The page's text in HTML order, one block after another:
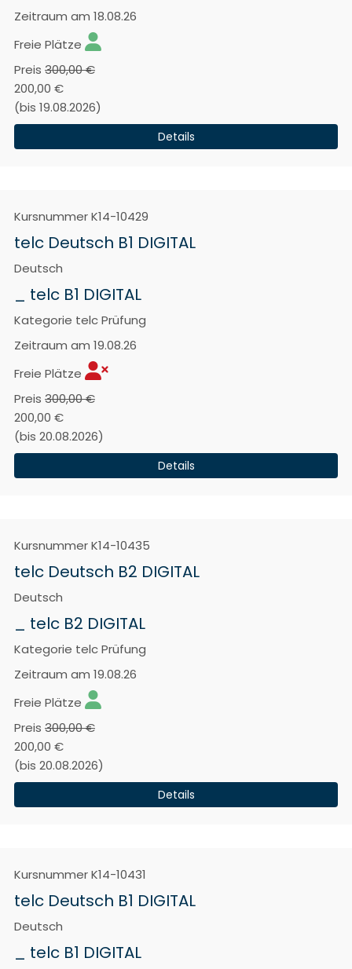
Zeitraum am 18.08.26
Freie Plätze
Preis 300,00 €
200,00 €
(bis 19.08.2026)
Details
KursnummerK14-10429
telc Deutsch B1 DIGITAL
Deutsch
_ telc B1 DIGITAL
Kategorie telc Prüfung
Zeitraum am 19.08.26
Freie Plätze
Preis 300,00 €
200,00 €
(bis 20.08.2026)
Details
KursnummerK14-10435
telc Deutsch B2 DIGITAL
Deutsch
_ telc B2 DIGITAL
Kategorie telc Prüfung
Zeitraum am 19.08.26
Freie Plätze
Preis 300,00 €
200,00 €
(bis 20.08.2026)
Details
KursnummerK14-10431
telc Deutsch B1 DIGITAL
Deutsch
_ telc B1 DIGITAL